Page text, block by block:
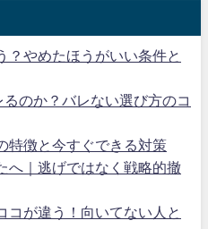
？やめたほうがいい条件と
のか？バレない選び方のコ
特徴と今すぐできる対策
へ｜逃げではなく戦略的撤
コが違う！向いてない人と